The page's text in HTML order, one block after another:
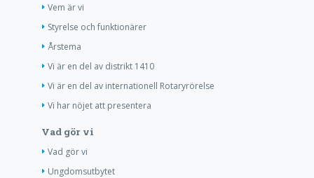
Vem är vi
Styrelse och funktionärer
Årstema
Vi är en del av distrikt 1410
Vi är en del av internationell Rotaryrörelse
Vi har nöjet att presentera
Vad gör vi
Vad gör vi
Ungdomsutbytet